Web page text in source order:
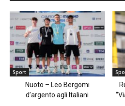
Sport
Nuoto – Leo Bergomi
d’argento agli Italiani